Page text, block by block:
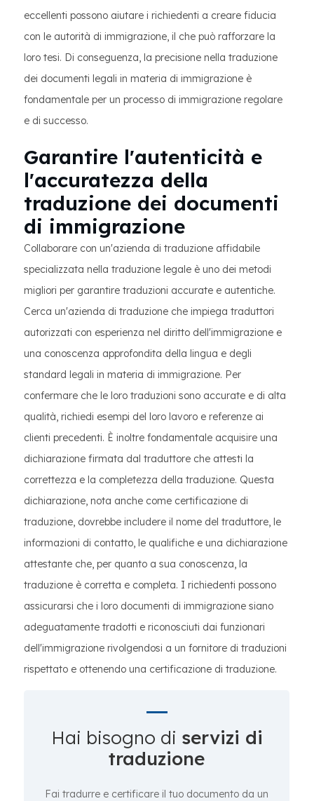
eccellenti possono aiutare i richiedenti a creare fiducia
con le autorità di immigrazione, il che può rafforzare la
loro tesi. Di conseguenza, la precisione nella traduzione
dei documenti legali in materia di immigrazione è
fondamentale per un processo di immigrazione regolare
e di successo.
Garantire l'autenticità e
l'accuratezza della
traduzione dei documenti
di immigrazione
Collaborare con un'azienda di traduzione affidabile
specializzata nella traduzione legale è uno dei metodi
migliori per garantire traduzioni accurate e autentiche.
Cerca un'azienda di traduzione che impiega traduttori
autorizzati con esperienza nel diritto dell'immigrazione e
una conoscenza approfondita della lingua e degli
standard legali in materia di immigrazione. Per
confermare che le loro traduzioni sono accurate e di alta
qualità, richiedi esempi del loro lavoro e referenze ai
clienti precedenti. È inoltre fondamentale acquisire una
dichiarazione firmata dal traduttore che attesti la
correttezza e la completezza della traduzione. Questa
dichiarazione, nota anche come certificazione di
traduzione, dovrebbe includere il nome del traduttore, le
informazioni di contatto, le qualifiche e una dichiarazione
attestante che, per quanto a sua conoscenza, la
traduzione è corretta e completa. I richiedenti possono
assicurarsi che i loro documenti di immigrazione siano
adeguatamente tradotti e riconosciuti dai funzionari
dell'immigrazione rivolgendosi a un fornitore di traduzioni
rispettato e ottenendo una certificazione di traduzione.
Hai bisogno di servizi di
traduzione
Fai tradurre e certificare il tuo documento da un